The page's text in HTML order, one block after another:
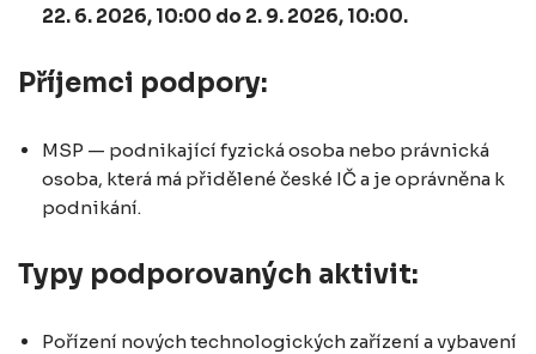
22. 6. 2026, 10:00 do 2. 9. 2026, 10:00.
Příjemci podpory:
MSP — podnikající fyzická osoba nebo právnická
osoba, která má přidělené české IČ a je oprávněna k
podnikání.
Typy podporovaných aktivit:
Pořízení nových technologických zařízení a vybavení